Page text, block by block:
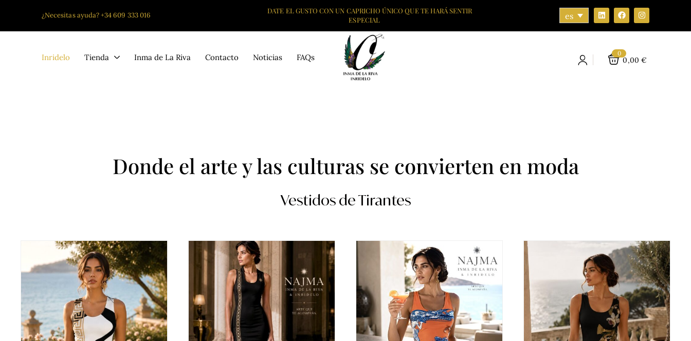
¿Necesitas ayuda?+34 609 333 016
DATE EL GUSTO CON UN CAPRICHO ÚNICO QUE TE HARÁ SENTIR
ESPECIAL
es
Inridelo Tienda Inma de La Riva Contacto Noticias FAQs 0
0,00 €
Donde el arte y las culturas se convierten en moda
Vestidos de Tirantes